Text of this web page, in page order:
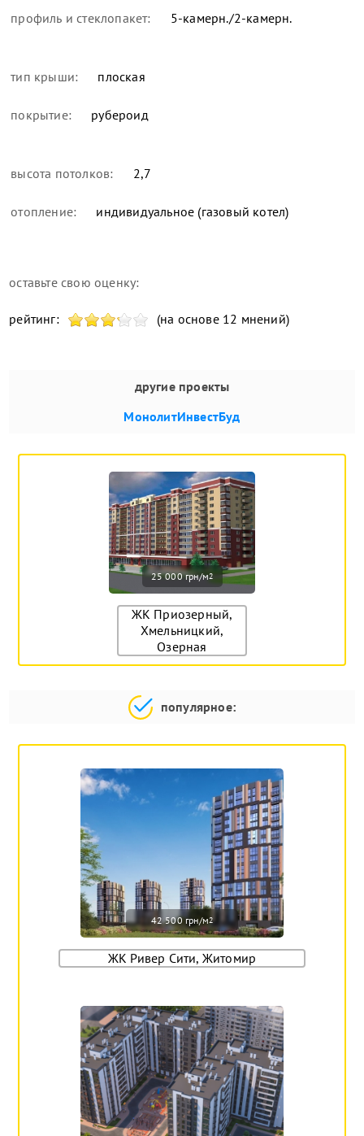
профиль и стеклопакет: 5-камерн./2-камерн.
тип крыши: плоская
покрытие: рубероид
высота потолков: 2,7
отопление: индивидуальное (газовый котел)
оставьте свою оценку:
рейтинг: (на основе 12 мнений)
другие проекты
МонолитИнвестБуд
25 000 грн/м2
ЖК Приозерный,
Хмельницкий,
Озерная
популярное:
42 500 грн/м2
ЖК Ривер Сити, Житомир